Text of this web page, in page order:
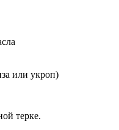
или укроп)
терке.